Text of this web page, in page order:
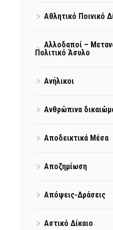
Αθλητικό Ποινικό
Αλλοδαποί –
Πολιτικό Άσυλο
Ανήλικοι
Ανθρώπινα
Αποδεικτικά Μέσα
Αποζημίωση
Απόψεις-Δράσεις
Αστικό Δίκαιο